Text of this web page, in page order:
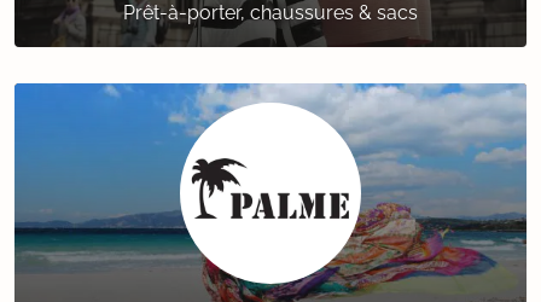
Prêt-à-porter, chaussures & sacs